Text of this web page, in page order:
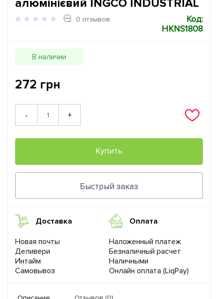
алюмінієвий INGCO INDUSTRIAL
0 отзывов
Код:
HKNS1808
В наличии
272 грн
- +
Купить
Быстрый заказ
Доставка
Новая почты
Деливери
Интайм
Самовывоз
Оплата
Наложенный платеж
Безналичный расчет
Наличными
Онлайн оплата (LiqPay)